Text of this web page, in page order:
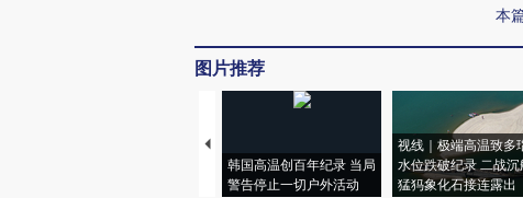
本
图片推荐
韩国高温创百年纪录 当局
警告停止一切户外活动
视线｜极端高温致多
水位跌破纪录 二战沉
猛犸象化石接连露出